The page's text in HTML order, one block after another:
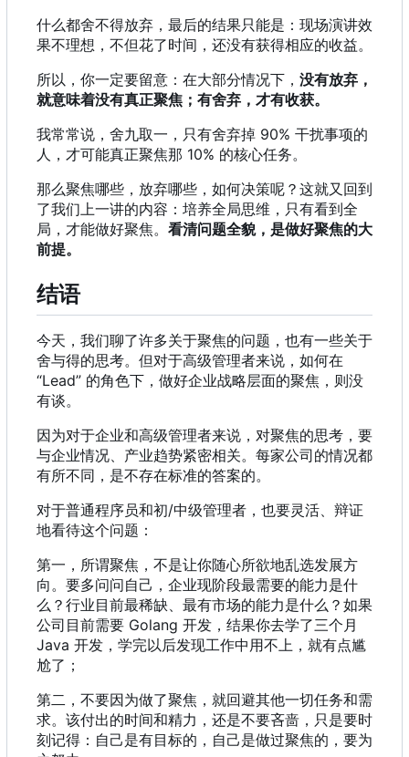
什么都舍不得放弃，最后的结果只能是：现场演讲效
果不理想，不但花了时间，还没有获得相应的收益。
所以，你一定要留意：在大部分情况下， 没有放弃，
就意味着没有真正聚焦；有舍弃，才有收获。
我常常说，舍九取一，只有舍弃掉 90% 干扰事项的
人，才可能真正聚焦那 10% 的核心任务。
那么聚焦哪些，放弃哪些，如何决策呢？这就又回到
了我们上一讲的内容：培养全局思维，只有看到全
局，才能做好聚焦。 看清问题全貌，是做好聚焦的大
前提。
结语
今天，我们聊了许多关于聚焦的问题，也有一些关于
舍与得的思考。但对于高级管理者来说，如何在
“Lead” 的角色下，做好企业战略层面的聚焦，则没
有谈。
因为对于企业和高级管理者来说，对聚焦的思考，要
与企业情况、产业趋势紧密相关。每家公司的情况都
有所不同，是不存在标准的答案的。
对于普通程序员和初/中级管理者，也要灵活、辩证
地看待这个问题：
第一，所谓聚焦，不是让你随心所欲地乱选发展方
向。要多问问自己，企业现阶段最需要的能力是什
么？行业目前最稀缺、最有市场的能力是什么？如果
公司目前需要 Golang 开发，结果你去学了三个月
Java 开发，学完以后发现工作中用不上，就有点尴
尬了；
第二，不要因为做了聚焦，就回避其他一切任务和需
求。该付出的时间和精力，还是不要吝啬，只是要时
刻记得：自己是有目标的，自己是做过聚焦的，要为